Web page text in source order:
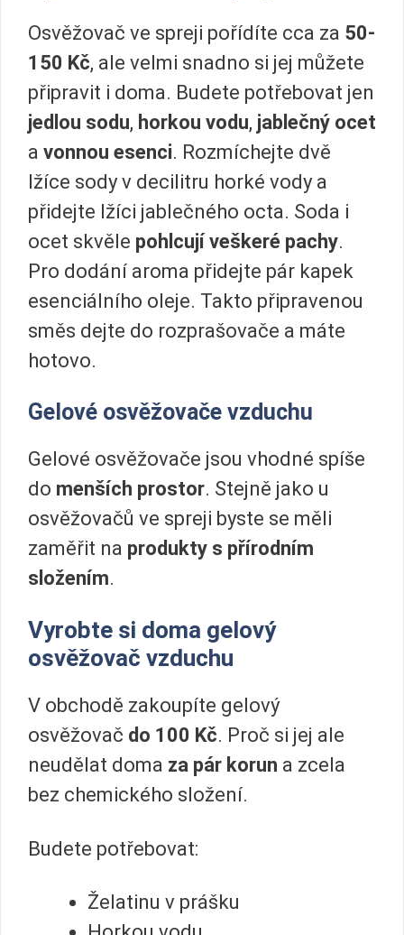
Osvěžovač ve spreji pořídíte cca za 50-
150 Kč, ale velmi snadno si jej můžete
připravit i doma. Budete potřebovat jen
jedlou sodu, horkou vodu, jablečný ocet
a vonnou esenci. Rozmíchejte dvě
lžíce sody v decilitru horké vody a
přidejte lžíci jablečného octa. Soda i
ocet skvěle pohlcují veškeré pachy.
Pro dodání aroma přidejte pár kapek
esenciálního oleje. Takto připravenou
směs dejte do rozprašovače a máte
hotovo.
Gelové osvěžovače vzduchu
Gelové osvěžovače jsou vhodné spíše
do menších prostor. Stejně jako u
osvěžovačů ve spreji byste se měli
zaměřit na produkty s přírodním
složením.
Vyrobte si doma gelový
osvěžovač vzduchu
V obchodě zakoupíte gelový
osvěžovač do 100 Kč. Proč si jej ale
neudělat doma za pár korun a zcela
bez chemického složení.
Budete potřebovat:
Želatinu v prášku